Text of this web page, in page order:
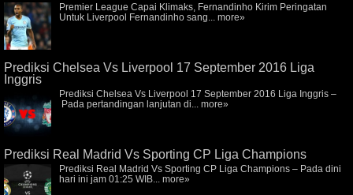
Premier League Capai Klimaks, Fernandinho Kirim Peringatan
Untuk Liverpool Fernandinho sang... more»
Prediksi Chelsea Vs Liverpool 17 September 2016 Liga
Inggris
Prediksi Chelsea Vs Liverpool 17 September 2016 Liga Inggris –
Pada pertandingan lanjutan di... more»
Prediksi Real Madrid Vs Sporting CP Liga Champions
Prediksi Real Madrid Vs Sporting CP Liga Champions – Pada dini
hari ini jam 01:25 WIB... more»